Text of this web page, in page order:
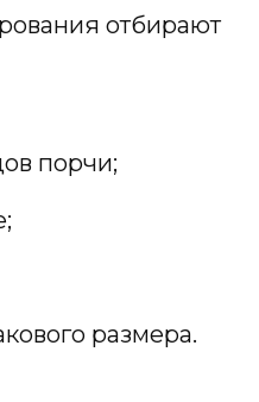
отбирают
порчи;
размера.